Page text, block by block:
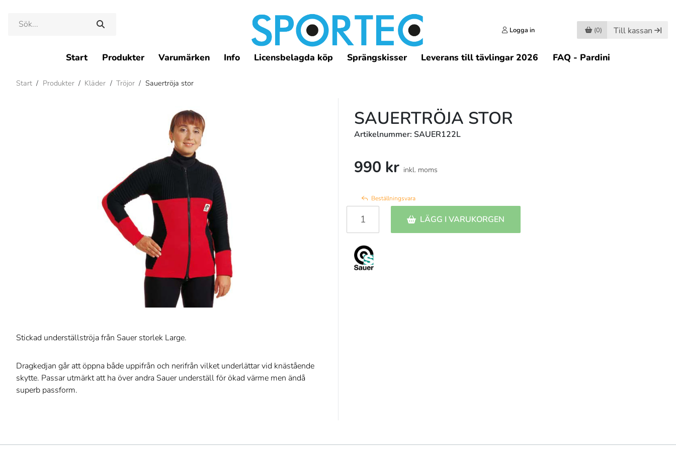
Logga in (0) Till kassan
Start Produkter Varumärken Info Licensbelagda köp Sprängskisser Leverans till tävlingar 2026 FAQ - Pardini
Start / Produkter / Kläder / Tröjor / Sauertröja stor
SAUERTRÖJA STOR
Artikelnummer: SAUER122L
990 kr inkl. moms
Beställningsvara
LÄGG I VARUKORGEN
Stickad underställströja från Sauer storlek Large.
Dragkedjan går att öppna både uppifrån och nerifrån vilket underlättar vid knästående
skytte. Passar utmärkt att ha över andra Sauer underställ för ökad värme men ändå
superb passform.